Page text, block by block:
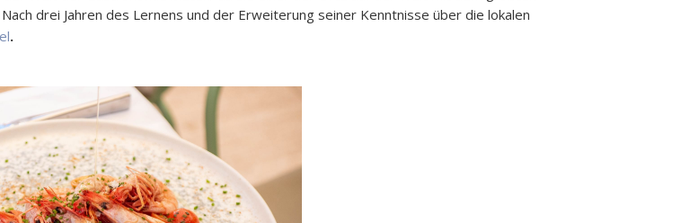
drei Jahren des Lernens und der Erweiterung seiner Kenntnisse über die lokalen
.